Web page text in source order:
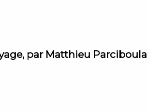
par Matthieu Parciboula